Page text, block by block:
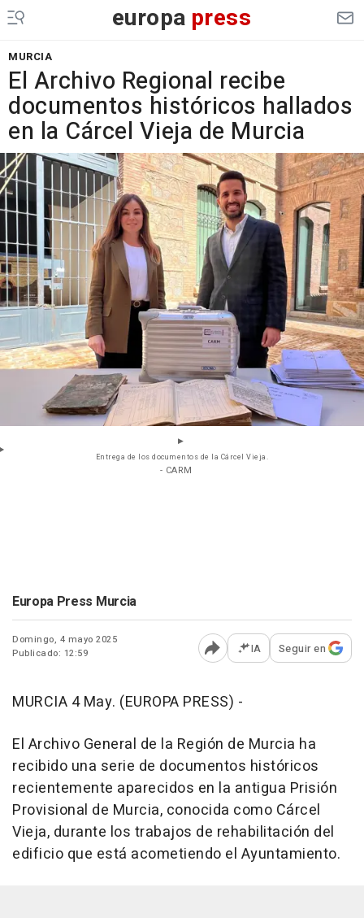
europa press
MURCIA
El Archivo Regional recibe
documentos históricos hallados
en la Cárcel Vieja de Murcia
Entrega de los documentos de la Cárcel Vieja.
- CARM
Europa Press Murcia
Domingo, 4 mayo 2025
Publicado: 12:59
Abrir opciones para
IA Seguir en
MURCIA 4 May. (EUROPA PRESS) -
El Archivo General de la Región de Murcia ha
recibido una serie de documentos históricos
recientemente aparecidos en la antigua Prisión
Provisional de Murcia, conocida como Cárcel
Vieja, durante los trabajos de rehabilitación del
edificio que está acometiendo el Ayuntamiento.